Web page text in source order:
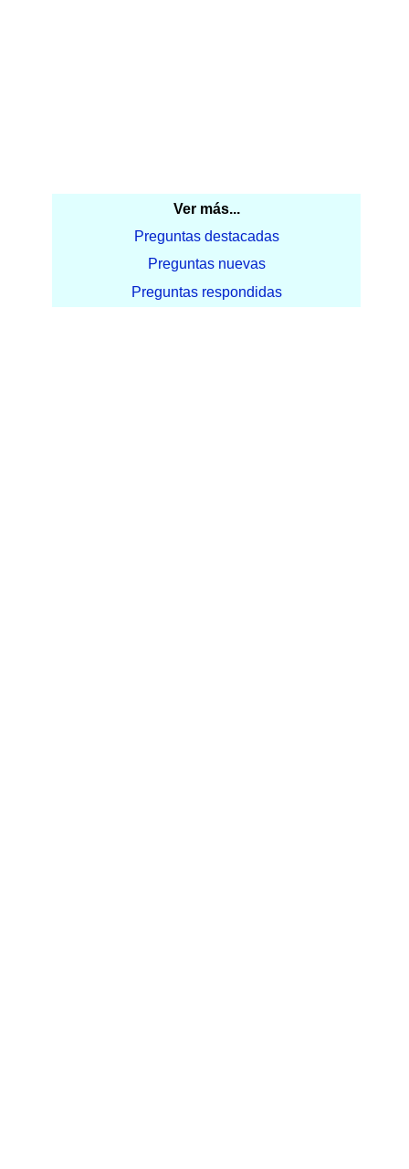
Ver más...
Preguntas destacadas
Preguntas nuevas
Preguntas respondidas